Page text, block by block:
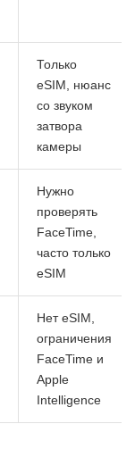
Только
eSIM, нюанс
со звуком
затвора
камеры
Нужно
проверять
FaceTime,
часто только
eSIM
Нет eSIM,
ограничения
FaceTime и
Apple
Intelligence